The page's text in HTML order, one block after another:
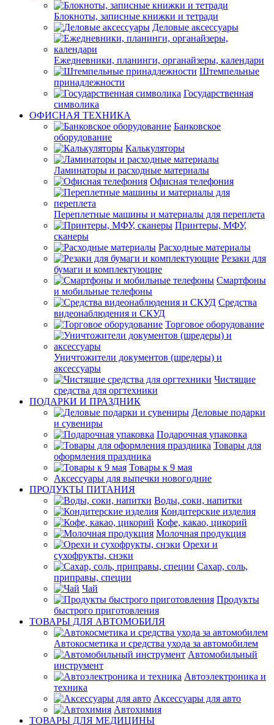
Блокноты, записные книжки и тетради
Деловые аксессуары
Ежедневники, планинги, органайзеры, календари
Штемпельные
принадлежности
Государственная
символика
ОФИСНАЯ ТЕХНИКА
Банковское
оборудование
Калькуляторы
Ламинаторы и расходные материалы
Офисная телефония
Переплетные машины и материалы для переплета
Принтеры, МФУ,
сканеры
Расходные материалы
Резаки для
бумаги и комплектующие
Смартфоны
и мобильные телефоны
Средства
видеонаблюдения и СКУД
Торговое оборудование
Уничтожители документов (шредеры) и
аксессуары
Чистящие
средства для оргтехники
ПОДАРКИ И ПРАЗДНИК
Деловые подарки
и сувениры
Подарочная упаковка
Товары для
оформления праздника
Товары к 9 мая
Аксессуары для выпечки новогодние
ПРОДУКТЫ ПИТАНИЯ
Воды, соки, напитки
Кондитерские изделия
Кофе, какао, цикорий
Молочная продукция
Орехи и
сухофрукты, снэки
Сахар, соль,
приправы, специи
Чай
Продукты
быстрого приготовления
ТОВАРЫ ДЛЯ АВТОМОБИЛЯ
Автокосметика и средства ухода за автомобилем
Автомобильный
инструмент
Автоэлектроника и
техника
Аксессуары для авто
Автохимия
ТОВАРЫ ДЛЯ МЕДИЦИНЫ